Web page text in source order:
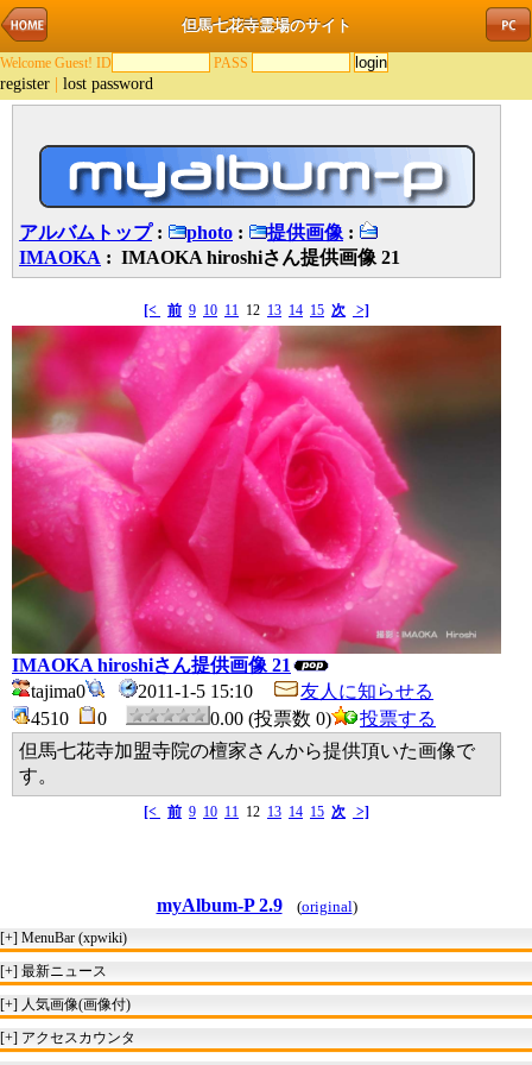
但馬七花寺霊場のサイト
Welcome Guest! ID PASS
register lost password
アルバムトップ: photo : 提供画像 :
IMAOKA : IMAOKA hiroshiさん提供画像 21
[< 前 9 10 11 12 13 14 15 次 >]
IMAOKA hiroshiさん提供画像 21
tajima0
2011-1-5 15:10
友人に知らせる
4510
0 0.00 (投票数 0)
投票する
但馬七花寺加盟寺院の檀家さんから提供頂いた画像で
す。
[< 前 9 10 11 12 13 14 15 次 >]
myAlbum-P 2.9 (original)
[+] MenuBar (xpwiki)
[+] 最新ニュース
[+] 人気画像(画像付)
[+] アクセスカウンタ